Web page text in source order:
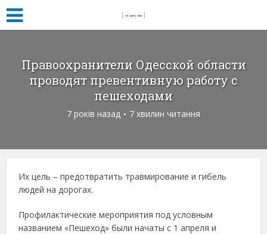
Правоохранители Одесской области
проводят превентивную работу с
пешеходами
7 років назад 7 хвилин читання
Их цель – предотвратить травмирование и гибель
людей на дорогах.
Профилактические мероприятия под условным
названием «Пешеход» были начаты с 1 апреля и